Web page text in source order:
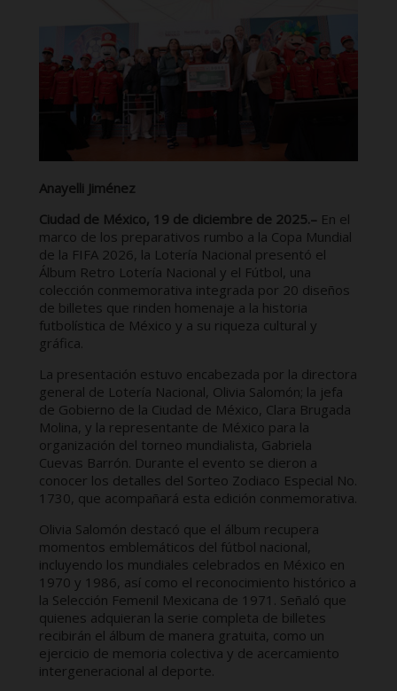
Anayelli Jiménez
Ciudad de México, 19 de diciembre de 2025.– En el
marco de los preparativos rumbo a la Copa Mundial
de la FIFA 2026, la Lotería Nacional presentó el
Álbum Retro Lotería Nacional y el Fútbol, una
colección conmemorativa integrada por 20 diseños
de billetes que rinden homenaje a la historia
futbolística de México y a su riqueza cultural y
gráfica.
La presentación estuvo encabezada por la directora
general de Lotería Nacional, Olivia Salomón; la jefa
de Gobierno de la Ciudad de México, Clara Brugada
Molina, y la representante de México para la
organización del torneo mundialista, Gabriela
Cuevas Barrón. Durante el evento se dieron a
conocer los detalles del Sorteo Zodiaco Especial No.
1730, que acompañará esta edición conmemorativa.
Olivia Salomón destacó que el álbum recupera
momentos emblemáticos del fútbol nacional,
incluyendo los mundiales celebrados en México en
1970 y 1986, así como el reconocimiento histórico a
la Selección Femenil Mexicana de 1971. Señaló que
quienes adquieran la serie completa de billetes
recibirán el álbum de manera gratuita, como un
ejercicio de memoria colectiva y de acercamiento
intergeneracional al deporte.